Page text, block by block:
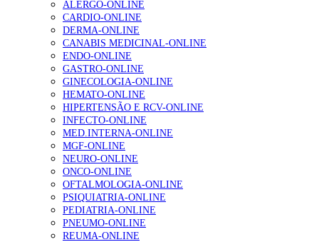
Alguns milhares de utentes podem ficar sem médico de
família com nova regras do registo, alerta associação
167 visualizações
Quase quatro em cada dez doentes com enfarte
apresentavam níveis elevados de Lp(a), revela estudo
84 visualizações
Trodelvy aprovado para primeira linha no cancro da
mama triplo negativo metastático em doentes não
elegíveis para inibidores PD-(L)1
58 visualizações
ALERGO-ONLINE
CARDIO-ONLINE
DERMA-ONLINE
CANABIS MEDICINAL-ONLINE
ENDO-ONLINE
GASTRO-ONLINE
GINECOLOGIA-ONLINE
HEMATO-ONLINE
HIPERTENSÃO E RCV-ONLINE
INFECTO-ONLINE
MED.INTERNA-ONLINE
MGF-ONLINE
NEURO-ONLINE
ONCO-ONLINE
OFTALMOLOGIA-ONLINE
PSIQUIATRIA-ONLINE
PEDIATRIA-ONLINE
PNEUMO-ONLINE
REUMA-ONLINE